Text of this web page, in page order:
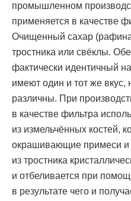
промышленном
применяется в качестве
Очищенный сахар
тростника или свёклы.
фактически идентичный
имеют один и тот же вкус,
различны. При
в качестве фильтра
из измельчённых костей,
окрашивающие примеси и
из тростника
и отбеливается при
в результате чего и